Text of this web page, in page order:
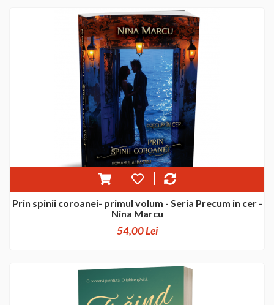
Prin spinii coroanei- primul volum - Seria Precum in cer -
Nina Marcu
54,00 Lei